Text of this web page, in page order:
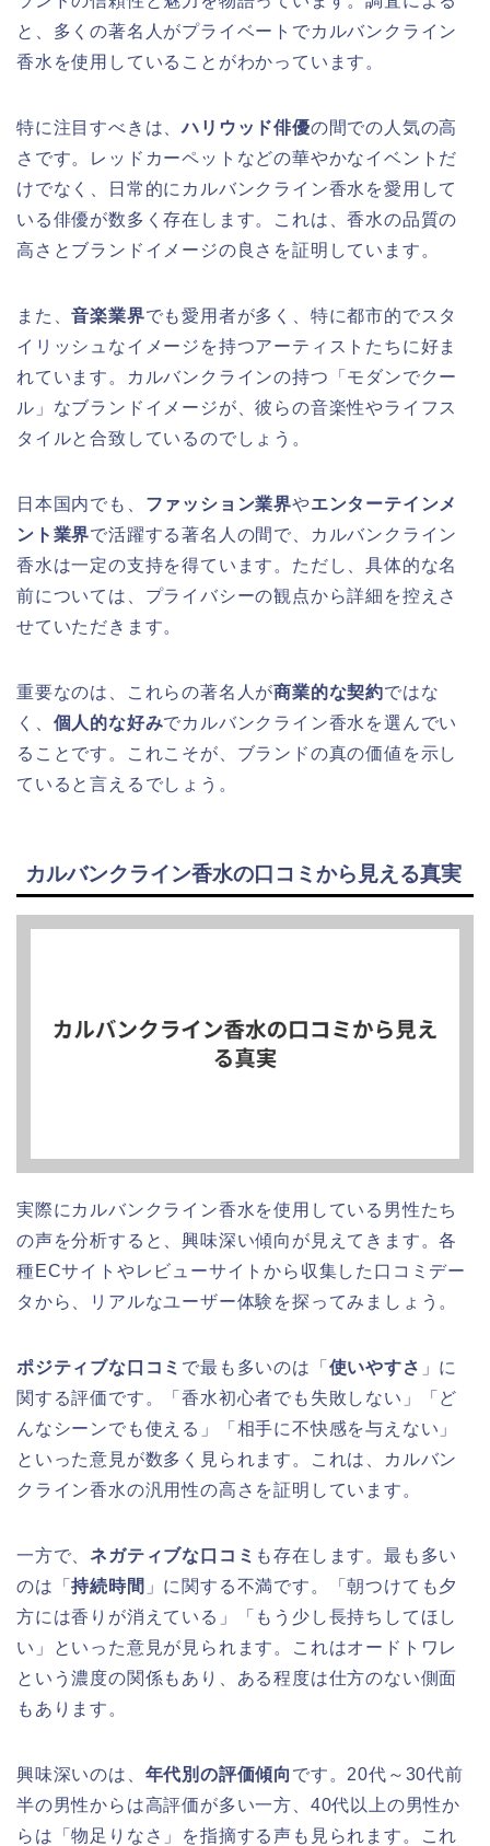
と、多くの著名人がプライベートでカルバンクライン
香水を使用していることがわかっています。
特に注目すべきは、ハリウッド俳優の間での人気の高
さです。レッドカーペットなどの華やかなイベントだ
けでなく、日常的にカルバンクライン香水を愛用して
いる俳優が数多く存在します。これは、香水の品質の
高さとブランドイメージの良さを証明しています。
また、音楽業界でも愛用者が多く、特に都市的でスタ
イリッシュなイメージを持つアーティストたちに好ま
れています。カルバンクラインの持つ「モダンでクー
ル」なブランドイメージが、彼らの音楽性やライフス
タイルと合致しているのでしょう。
日本国内でも、 ファッション業界やエンターテインメ
ント業界で活躍する著名人の間で、カルバンクライン
香水は一定の支持を得ています。ただし、具体的な名
前については、プライバシーの観点から詳細を控えさ
せていただきます。
重要なのは、これらの著名人が商業的な契約ではな
く、 個人的な好みでカルバンクライン香水を選んでい
ることです。これこそが、ブランドの真の価値を示し
ていると言えるでしょう。
カルバンクライン香水の口コミから見える真実
実際にカルバンクライン香水を使用している男性たち
の声を分析すると、興味深い傾向が見えてきます。各
種ECサイトやレビューサイトから収集した口コミデー
タから、リアルなユーザー体験を探ってみましょう。
ポジティブな口コミ で最も多いのは「 使いやすさ 」に
関する評価です。「香水初心者でも失敗しない」「ど
んなシーンでも使える」「相手に不快感を与えない」
といった意見が数多く見られます。これは、カルバン
クライン香水の汎用性の高さを証明しています。
一方で、ネガティブな口コミ も存在します。最も多い
のは「持続時間 」に関する不満です。「朝つけても夕
方には香りが消えている」「もう少し長持ちしてほし
い」といった意見が見られます。これはオードトワレ
という濃度の関係もあり、ある程度は仕方のない側面
もあります。
興味深いのは、 年代別の評価傾向 です。20代～30代前
半の男性からは高評価が多い一方、40代以上の男性か
らは「物足りなさ」を指摘する声も見られます。これ